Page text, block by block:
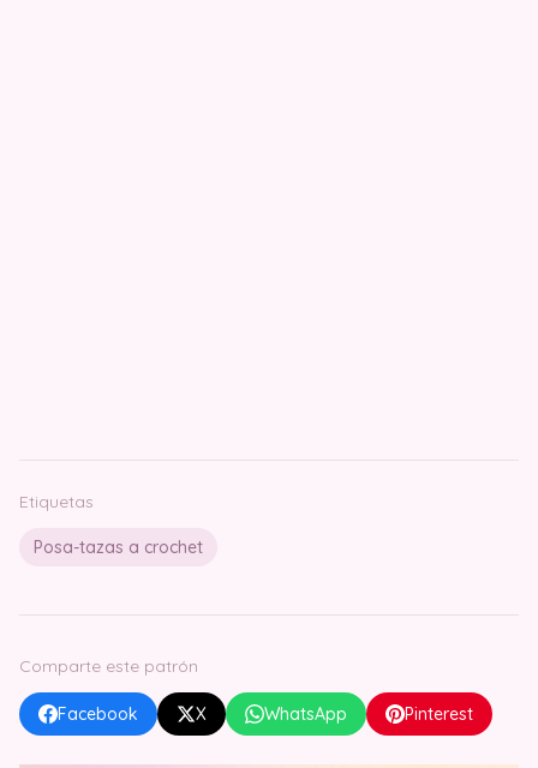
Etiquetas
Posa-tazas a crochet
Comparte este patrón
Facebook X WhatsApp Pinterest